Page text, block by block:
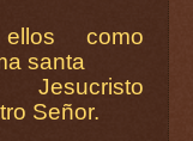
como
santa
Señor.